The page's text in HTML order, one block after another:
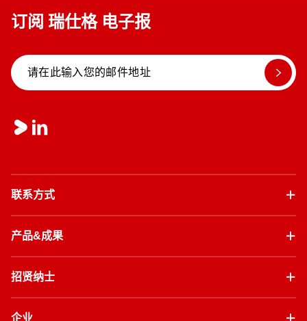
订阅 瑞仕格 电子报
联系方式
产品&成果
招贤纳士
企业